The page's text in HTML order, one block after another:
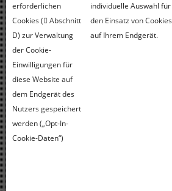
erforderlichen
Cookies ( Abschnitt
D) zur Verwaltung
der Cookie-
Einwilligungen für
diese Website auf
dem Endgerät des
Nutzers gespeichert
werden („Opt-In-
Cookie-Daten“)
individuelle Auswahl für
den Einsatz von Cookies
auf Ihrem Endgerät.